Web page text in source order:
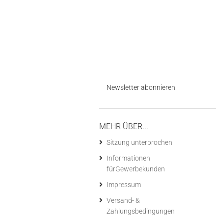
Newsletter abonnieren
MEHR ÜBER...
Sitzung unterbrochen
Informationen
fürGewerbekunden
Impressum
Versand- &
Zahlungsbedingungen